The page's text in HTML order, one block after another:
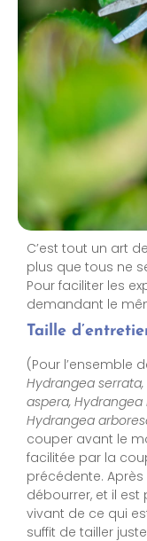
C’est tout un art
plus que tous ne
Pour faciliter les
demandant le
Taille
(Pour l’ensemble
Hydrangea
aspera,
Hydrangea
couper avant le
facilitée par la
précédente.
débourrer, et il
vivant de ce qui
suffit de tailler